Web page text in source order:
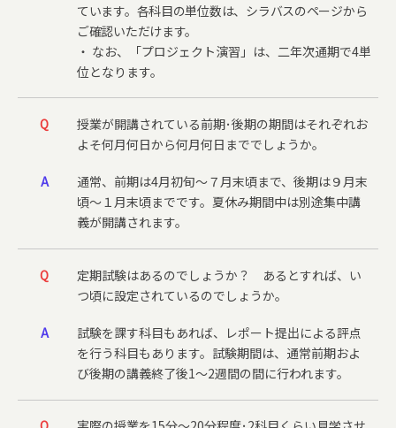
ています。各科目の単位数は、シラバスのページから
ご確認いただけます。
・ なお、「プロジェクト演習」は、二年次通期で4単
位となります。
Q
授業が開講されている前期･後期の期間はそれぞれお
よそ何月何日から何月何日まででしょうか。
A
通常、前期は4月初旬～７月末頃まで、後期は９月末
頃～１月末頃までです。夏休み期間中は別途集中講
義が開講されます。
Q
定期試験はあるのでしょうか？ あるとすれば、い
つ頃に設定されているのでしょうか。
A
試験を課す科目もあれば、レポート提出による評点
を行う科目もあります。試験期間は、通常前期およ
び後期の講義終了後1〜2週間の間に行われます。